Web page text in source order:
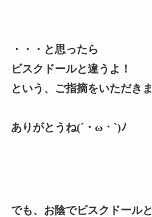
・・・と思ったら
ビスクドールと違うよ！
という、ご指摘をいただきま
ありがとうね(´・ω・`)ﾉ
でも、お陰でビスクドール